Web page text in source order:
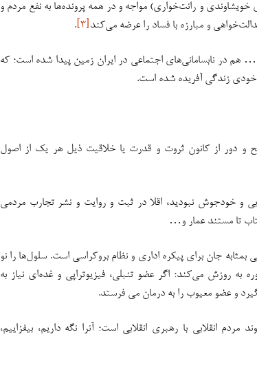
خویشاوندی و رانت‌خواری) مواجه و در همه پرونده‌ها به نفع مردم و
و مبارزه با فساد را عرضه می‌کند[۳] .
هم در نابسامانی‌های اجتماعی در ایران زمین پیدا شده است؛ که
زندگی آفریده شده است.
و دور از کانون ثروت و قدرت یا خلاقیت ذیل هر یک از اصول
و خودجوش نبودید، اقلا در ثبت و روایت و نشر تجارب مردمی
تا مستند عمار و…
جان برای پیکره اداری و نظام بروکراسی است. سلول‌ها را نو
به روزش می‌کند؛ اگر عضو تنبلی، فیزیوتراپی و غده‌ای نیاز به
و عضو معیوب را به درمان می فرستد.
انقلابی با رهبری انقلابی است؛ آنرا نگه داریم، بیفزاییم،